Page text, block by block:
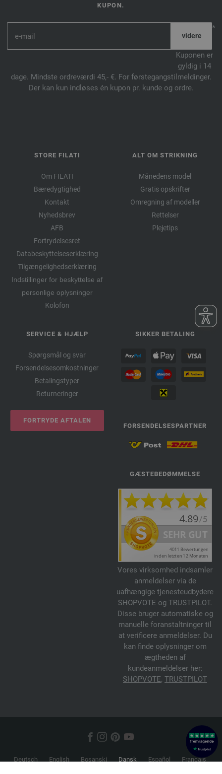
KUPON.
*
Kuponen er
gyldig i 14
dage. Mindste ordreværdi 45,- €. For førstegangstilmeldinger.
Der kan kun indløses én kupon pr. kunde og ordre.
STORE FILATI
Om FILATI
Bæredygtighed
Kontakt
Nyhedsbrev
AFB
Fortrydelsesret
Databeskyttelseserklæring
Tilgængelighedserklæring
Indstillinger for beskyttelse af
personlige oplysninger
Kolofon
ALT OM STRIKNING
Månedens model
Gratis opskrifter
Omregning af modeller
Rettelser
Plejetips
SERVICE & HJÆLP
Spørgsmål og svar
Forsendelsesomkostninger
Betalingstyper
Returneringer
FORTRYDE AFTALEN
SIKKER BETALING
FORSENDELSESPARTNER
GÆSTEBEDØMMELSE
Vores virksomhed indsamler
anmeldelser via de
uafhængige tjenesteudbydere
SHOPVOTE og TRUSTPILOT.
Disse bruger automatiske og
manuelle foranstaltninger til
at verificere anmeldelser. Du
kan finde oplysninger om
ægtheden af
kundeanmeldelser her:
SHOPVOTE, TRUSTPILOT
Deutsch English Bosanski Dansk Español
Français